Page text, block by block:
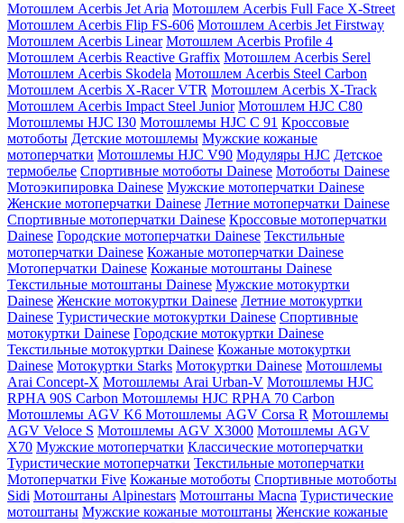
Мотошлем Acerbis Jet Aria Мотошлем Acerbis Full Face X-Street
Мотошлем Acerbis Flip FS-606 Мотошлем Acerbis Jet Firstway
Мотошлем Acerbis Linear Мотошлем Acerbis Profile 4
Мотошлем Acerbis Reactive Graffix Мотошлем Acerbis Serel
Мотошлем Acerbis Skodela Мотошлем Acerbis Steel Carbon
Мотошлем Acerbis X-Racer VTR Мотошлем Acerbis X-Track
Мотошлем Acerbis Impact Steel Junior Мотошлем HJC C80
Мотошлемы HJC I30 Мотошлемы HJC C 91 Кроссовые
мотоботы Детские мотошлемы Мужские кожаные
мотоперчатки Мотошлемы HJC V90 Модуляры HJC Детское
термобелье Спортивные мотоботы Dainese Мотоботы Dainese
Мотоэкипировка Dainese Мужские мотоперчатки Dainese
Женские мотоперчатки Dainese Летние мотоперчатки Dainese
Спортивные мотоперчатки Dainese Кроссовые мотоперчатки
Dainese Городские мотоперчатки Dainese Текстильные
мотоперчатки Dainese Кожаные мотоперчатки Dainese
Мотоперчатки Dainese Кожаные мотоштаны Dainese
Текстильные мотоштаны Dainese Мужские мотокуртки
Dainese Женские мотокуртки Dainese Летние мотокуртки
Dainese Туристические мотокуртки Dainese Спортивные
мотокуртки Dainese Городские мотокуртки Dainese
Текстильные мотокуртки Dainese Кожаные мотокуртки
Dainese Мотокуртки Starks Мотокуртки Dainese Мотошлемы
Arai Concept-X Мотошлемы Arai Urban-V Мотошлемы HJC
RPHA 90S Carbon Мотошлемы HJC RPHA 70 Carbon
Мотошлемы AGV K6 Мотошлемы AGV Corsa R Мотошлемы
AGV Veloce S Мотошлемы AGV X3000 Мотошлемы AGV
X70 Мужские мотоперчатки Классические мотоперчатки
Туристические мотоперчатки Текстильные мотоперчатки
Мотоперчатки Five Кожаные мотоботы Спортивные мотоботы
Sidi Мотоштаны Alpinestars Мотоштаны Macna Туристические
мотоштаны Мужские кожаные мотоштаны Женские кожаные